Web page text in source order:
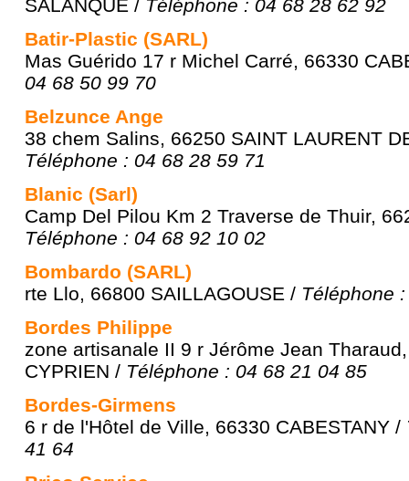
SALANQUE / Téléphone : 04 68 28 62 92
Batir-Plastic (SARL)
Mas Guérido 17 r Michel Carré, 66330
04 68 50 99 70
Belzunce Ange
38 chem Salins, 66250 SAINT LAURENT
Téléphone : 04 68 28 59 71
Blanic (Sarl)
Camp Del Pilou Km 2 Traverse de Thuir,
Téléphone : 04 68 92 10 02
Bombardo (SARL)
rte Llo, 66800 SAILLAGOUSE / Téléphone
Bordes Philippe
zone artisanale II 9 r Jérôme Jean
CYPRIEN / Téléphone : 04 68 21 04 85
Bordes-Girmens
6 r de l'Hôtel de Ville, 66330 CABESTANY /
41 64